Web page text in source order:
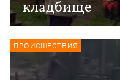
кладбище
ПРОИСШЕСТВИЯ